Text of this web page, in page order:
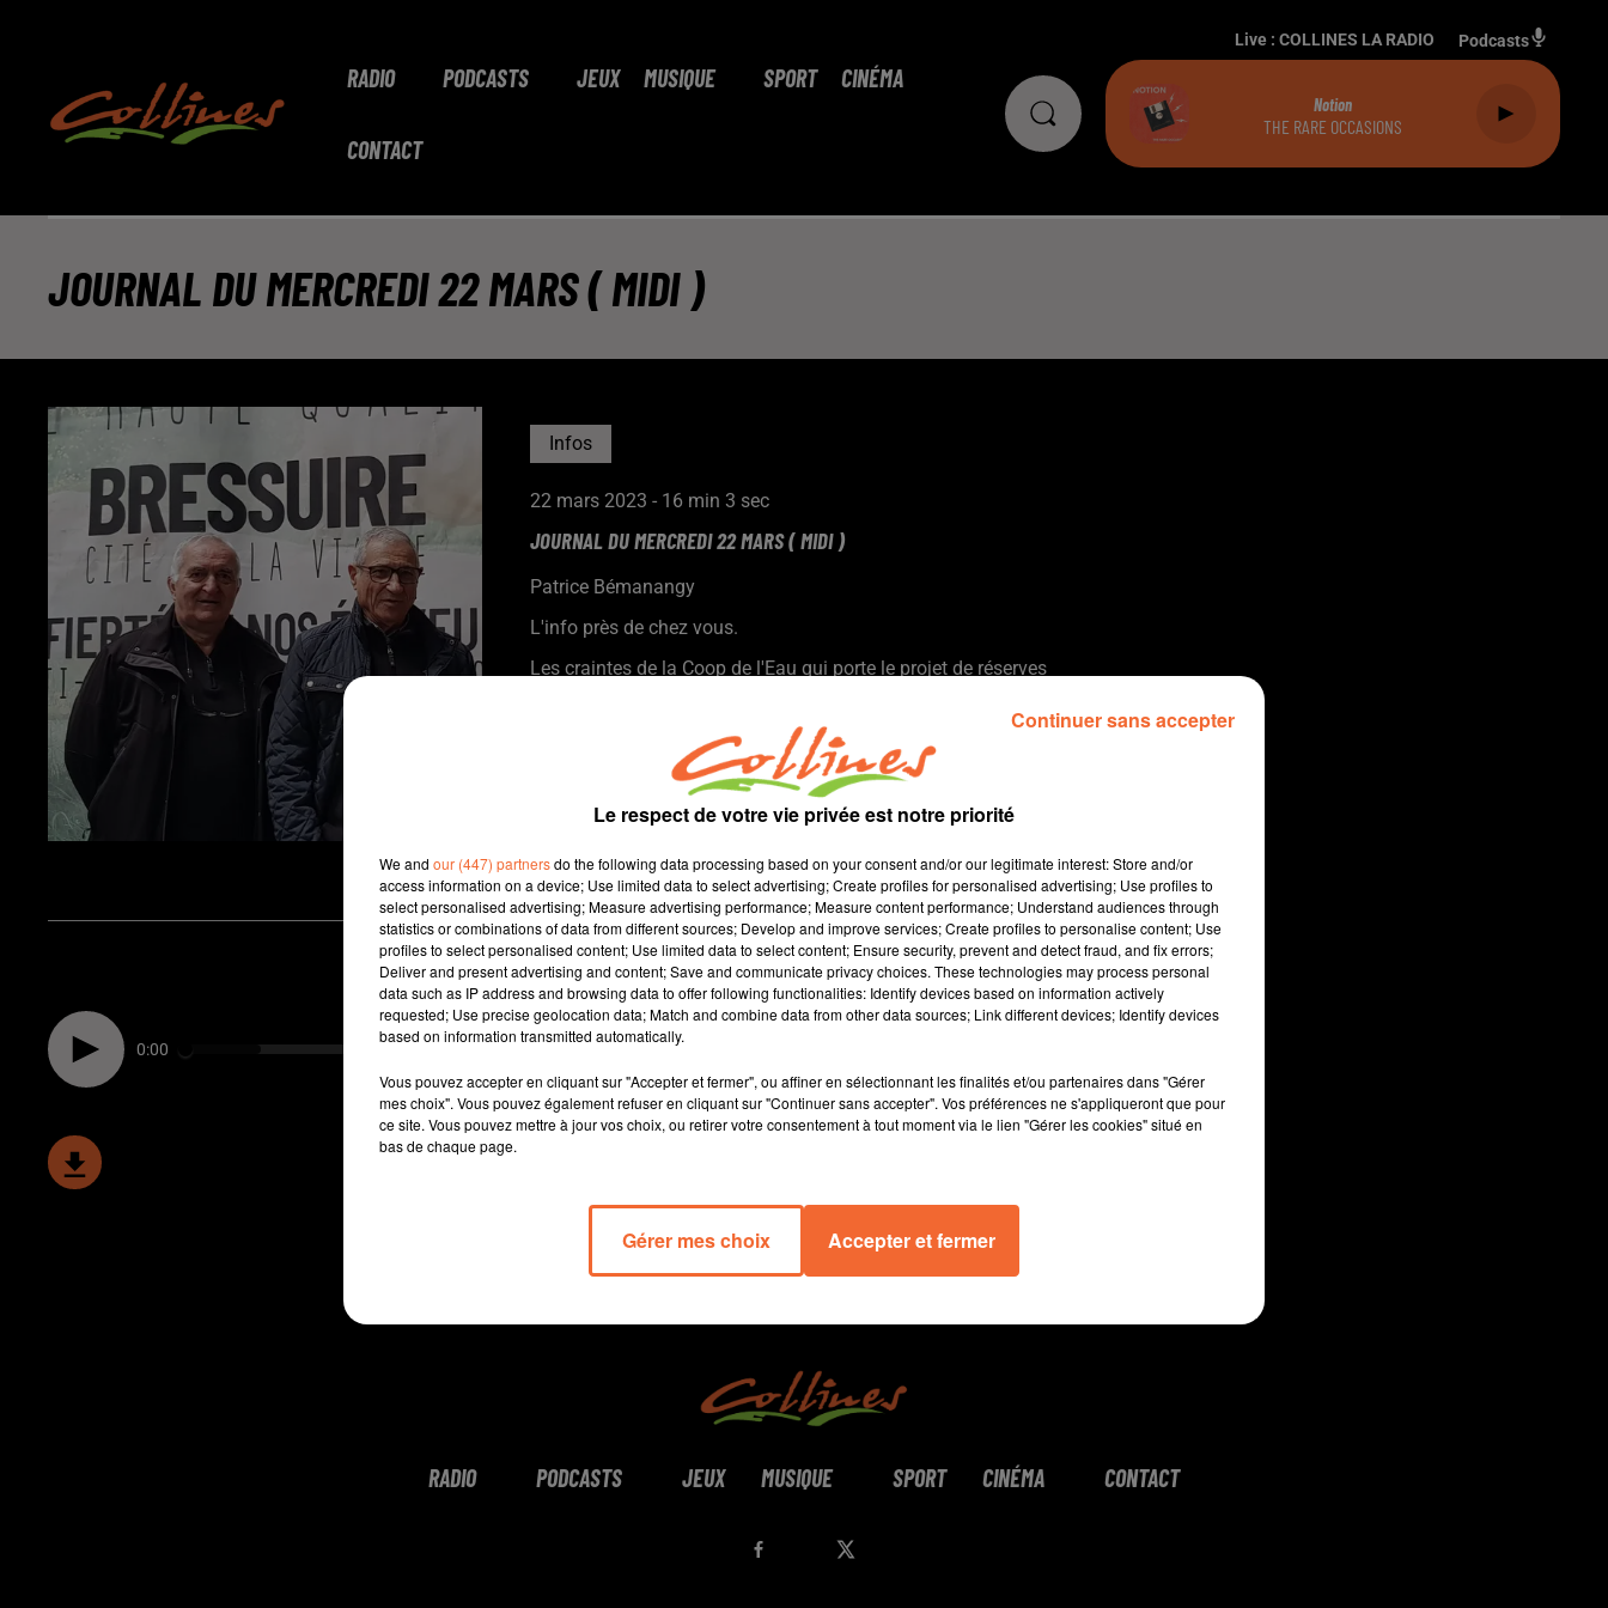
RADIO PODCASTS JEUX MUSIQUE SPORT CINÉMA
CONTACT
Live : COLLINES LA RADIO Podcasts
Notion
THE RARE OCCASIONS
JOURNAL DU MERCREDI 22 MARS ( MIDI )
Infos
22 mars 2023 - 16 min 3 sec
JOURNAL DU MERCREDI 22 MARS ( MIDI )
Patrice Bémanangy
L'info près de chez vous.
Les craintes de la Coop de l'Eau qui porte le projet de réserves
jours d'un nouveau grand rassemblement des anti-bassines.
Le mois de Mars est en général celui du vote des budgets pour
les collectivités. Ce fût le cas Lundi soir pour Mauléon et
Bressuire ... hier soir pour l'Agglo 2B.
de La Louisiane s'ouvre vendredi pour 4 jours de fête autour de
sa partie commerciale et agricole ( photo ).
A Thouars, un spectacle musical pour les tout-petits et leurs
parents sera donné ce vendredi soir la Compagnie Saint-
Maixentaise Les Expl’Orateurs.
0:00
RADIO PODCASTS JEUX MUSIQUE SPORT CINÉMA CONTACT
Le respect de votre vie privée est notre priorité
We and our (447) partnersdo the following data processing based on your consent and/or our legitimate interest: Store and/or
access information on a device; Use limited data to select advertising; Create profiles for personalised advertising; Use profiles to
select personalised advertising; Measure advertising performance; Measure content performance; Understand audiences through
statistics or combinations of data from different sources; Develop and improve services; Create profiles to personalise content; Use
profiles to select personalised content; Use limited data to select content; Ensure security, prevent and detect fraud, and fix errors;
Deliver and present advertising and content; Save and communicate privacy choices. These technologies may process personal
data such as IP address and browsing data to offer following functionalities: Identify devices based on information actively
requested; Use precise geolocation data; Match and combine data from other data sources; Link different devices; Identify devices
based on information transmitted automatically.
Vous pouvez accepter en cliquant sur "Accepter et fermer", ou affiner en sélectionnant les finalités et/ou partenaires dans "Gérer
mes choix". Vous pouvez également refuser en cliquant sur "Continuer sans accepter". Vos préférences ne s'appliqueront que pour
ce site. Vous pouvez mettre à jour vos choix, ou retirer votre consentement à tout moment via le lien "Gérer les cookies" situé en
bas de chaque page.
Gérer mes choix Accepter et fermer
Continuer sans accepter